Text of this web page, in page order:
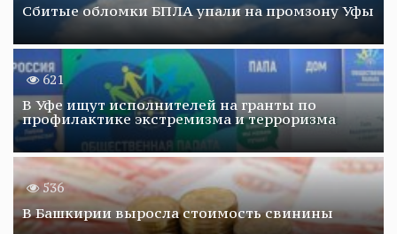
Сбитые обломки БПЛА упали на промзону Уфы
621
В Уфе ищут исполнителей на гранты по
профилактике экстремизма и терроризма
536
В Башкирии выросла стоимость свинины